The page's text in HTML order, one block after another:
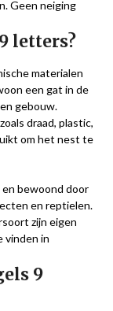
Geen neiging
letters?
materialen
een gat in de
gebouw.
draad, plastic,
om het nest te
bewoond door
en reptielen.
zijn eigen
vinden in
9